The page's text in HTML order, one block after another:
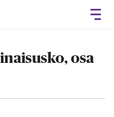
osa